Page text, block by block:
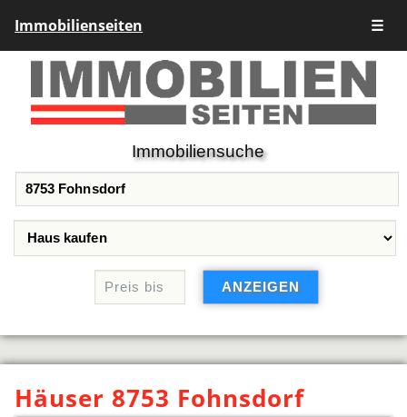
Immobilienseiten ☰
Immobiliensuche
Häuser 8753 Fohnsdorf